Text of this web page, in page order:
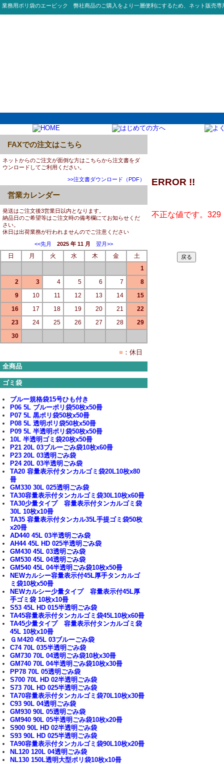
業務用ポリ袋のエービック 弊社商品のご購入をより一層便利にするため、ネット販売
FAXでの注文はこちら
ネットからのご注文が面倒な方はこちらから注文書をダ
ウンロードしてご利用ください。
>>注文書ダウンロード（PDF）
営業カレンダー
発送はご注文後3営業日以内となります。
納品日のご希望等はご注文時の備考欄にてお知らせくだ
さい。
休日は出荷業務が行われませんのでご注意ください
<<先月
2025 年 11 月 翌月>>
日 月 火 水 木 金
土
1
2
3 4 5 6 7
8
9
10 11 12 13 14
15
16
17 18 19 20 21
22
23
24 25 26 27 28
29
30
■ ：休日
全商品
ゴミ袋
ブルー規格袋15号ひも付き
P06 5L ブルーポリ袋50枚x50冊
P07 5L 黒ポリ袋50枚x50冊
P08 5L 透明ポリ袋50枚x50冊
P09 5L 半透明ポリ袋50枚x50冊
10L 半透明ゴミ袋20枚x50冊
P21 20L 03ブルーごみ袋10枚x60冊
P23 20L 03透明ごみ袋
P24 20L 03半透明ごみ袋
TA20 容量表示付タンカルゴミ袋20L10枚x80
冊
GM330 30L 025透明ごみ袋
TA30容量表示付タンカルゴミ袋30L10枚x60冊
TA30少量タイプ 容量表示付タンカルゴミ袋
30L 10枚x10冊
TA35 容量表示付タンカル35L手提ゴミ袋50枚
x20冊
AD440 45L 03半透明ごみ袋
AH44 45L HD 025半透明ごみ袋
GM430 45L 03透明ごみ袋
GM530 45L 04透明ごみ袋
GM540 45L 04半透明ごみ袋10枚x50冊
NEWカルシー容量表示付45L厚手タンカルゴ
ミ袋10枚x50冊
NEWカルシー少量タイプ 容量表示付45L厚
手ゴミ袋 10枚x10冊
S53 45L HD 015半透明ごみ袋
TA45容量表示付タンカルゴミ袋45L10枚x60冊
TA45少量タイプ 容量表示付タンカルゴミ袋
45L 10枚x10冊
ＧＭ420 45L 03ブルーごみ袋
C74 70L 035半透明ごみ袋
GM730 70L 04透明ごみ袋10枚x30冊
GM740 70L 04半透明ごみ袋10枚x30冊
PP78 70L 05透明ごみ袋
S700 70L HD 02半透明ごみ袋
S73 70L HD 025半透明ごみ袋
TA70容量表示付タンカルゴミ袋70L10枚x30冊
C93 90L 04透明ごみ袋
GM930 90L 05透明ごみ袋
GM940 90L 05半透明ごみ袋10枚x20冊
S900 90L HD 02半透明ごみ袋
S93 90L HD 025半透明ごみ袋
TA90容量表示付タンカルゴミ袋90L10枚x20冊
NL120 120L 04透明ごみ袋
NL130 150L透明大型ポリ袋10枚x10冊
ERROR !!
不正な値です。329